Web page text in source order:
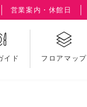
営業案内・休館日
イド フロアマップ